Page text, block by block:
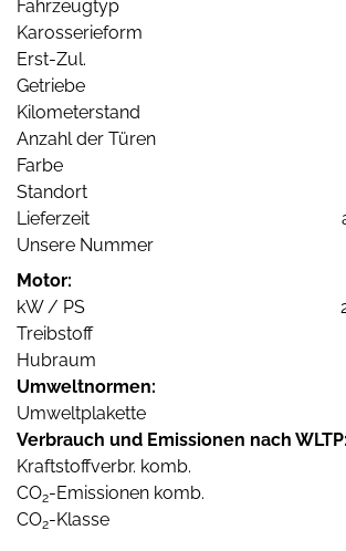
Fahrzeugtyp
Karosserieform
Erst-Zul.
Getriebe
Kilometerstand
Anzahl der Türen
Farbe
Standort
Lieferzeit
Unsere Nummer
Motor:
kW / PS
Treibstoff
Hubraum
Umweltnormen:
Umweltplakette
Verbrauch und Emissionen nach WLTP:
Kraftstoffverbr. komb.
CO2-Emissionen komb.
CO2-Klasse